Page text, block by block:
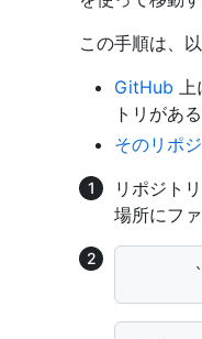
この手順は、
GitHub
トリがある
そのリポ
リポジト
場所にフ